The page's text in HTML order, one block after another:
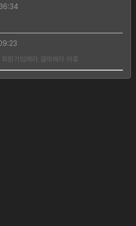
원가입해라 결제해라 아휴